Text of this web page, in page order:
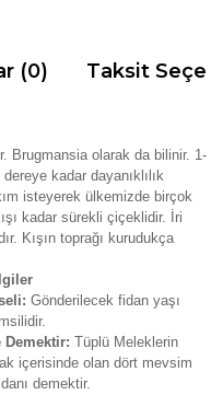
(0) Taksit
Brugmansia olarak da bilinir. 1-
kadar dayanıklılık
isteyerek ülkemizde birçok
kadar sürekli çiçeklidir. İri
Kışın toprağı kurudukça
Gönderilecek fidan yaşı
Demektir: Tüplü Meleklerin
içerisinde olan dört mevsim
demektir.